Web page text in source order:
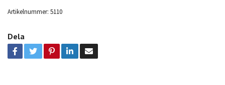
Artikelnummer: 5110
Dela